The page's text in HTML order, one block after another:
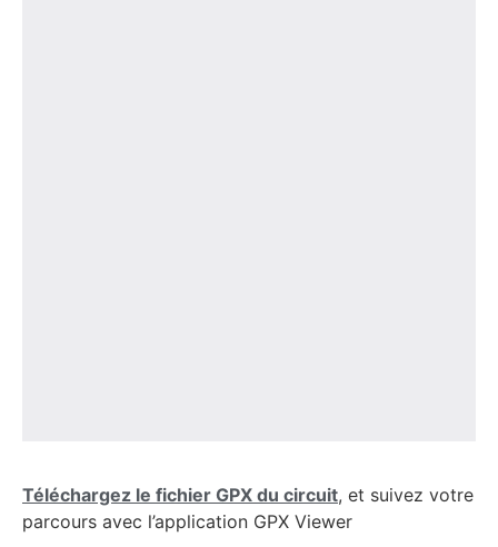
Téléchargez le fichier GPX du circuit, et suivez votre
parcours avec l’application GPX Viewer